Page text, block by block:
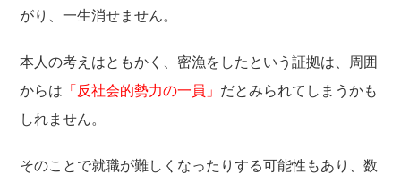
がり、一生消せません。
本人の考えはともかく、密漁をしたという証拠は、周囲
からは 「反社会的勢力の一員」 だとみられてしまうかも
しれません。
そのことで就職が難しくなったりする可能性もあり、数